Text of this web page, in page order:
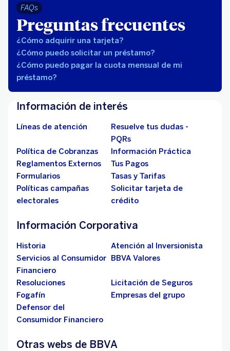
FAQs
Preguntas frecuentes
¿Cómo adquirir una tarjeta?
¿Cómo puedo solicitar un préstamo?
¿Cómo puedo pagar la cuota mensual de mi
préstamo?
Información de interés
Líneas de atención
Resuelve tus dudas -
PQRs
Política de Cobranzas
Información Práctica
Reglamentos Externos
Tus Pagos
Formularios
Tasas y Tarifas
Políticas campañas
electorales
Solicitar tarjeta de
crédito
Información Corporativa
Historia
Atención al Inversionista
Servicios al Consumidor
Financiero
BBVA Valores
Resoluciones
Licitación de Seguros
Fogafín
Empresas del grupo
Defensor del
Consumidor Financiero
Otras webs de BBVA